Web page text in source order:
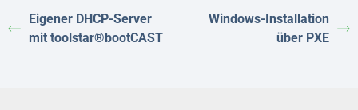
Eigener DHCP-Server
mit toolstar®bootCAST
Windows-Installation
über PXE